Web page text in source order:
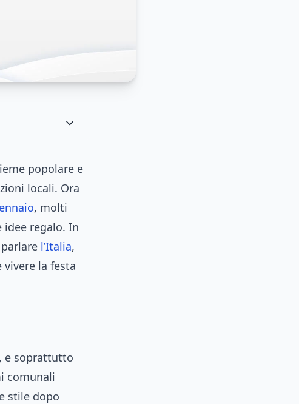
popolare e
locali. Ora
, molti
regalo. In
l’Italia,
vivere la festa
e soprattutto
comunali
stile dopo